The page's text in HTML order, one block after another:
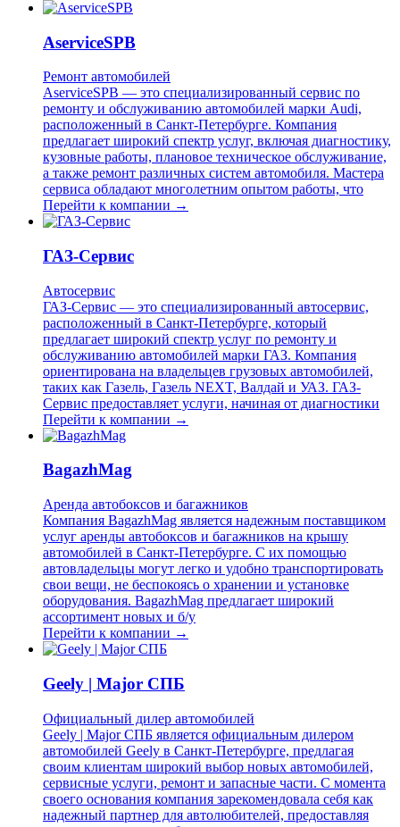
AserviceSPB
Ремонт автомобилей
AserviceSPB — это специализированный сервис по
ремонту и обслуживанию автомобилей марки Audi,
расположенный в Санкт-Петербурге. Компания
предлагает широкий спектр услуг, включая диагностику,
кузовные работы, плановое техническое обслуживание,
а также ремонт различных систем автомобиля. Мастера
сервиса обладают многолетним опытом работы, что
Перейти к компании →
ГАЗ-Сервис
Автосервис
ГАЗ-Сервис — это специализированный автосервис,
расположенный в Санкт-Петербурге, который
предлагает широкий спектр услуг по ремонту и
обслуживанию автомобилей марки ГАЗ. Компания
ориентирована на владельцев грузовых автомобилей,
таких как Газель, Газель NEXT, Валдай и УАЗ. ГАЗ-
Сервис предоставляет услуги, начиная от диагностики
Перейти к компании →
BagazhMag
Аренда автобоксов и багажников
Компания BagazhMag является надежным поставщиком
услуг аренды автобоксов и багажников на крышу
автомобилей в Санкт-Петербурге. С их помощью
автовладельцы могут легко и удобно транспортировать
свои вещи, не беспокоясь о хранении и установке
оборудования. BagazhMag предлагает широкий
ассортимент новых и б/у
Перейти к компании →
Geely | Major СПБ
Официальный дилер автомобилей
Geely | Major СПБ является официальным дилером
автомобилей Geely в Санкт-Петербурге, предлагая
своим клиентам широкий выбор новых автомобилей,
сервисные услуги, ремонт и запасные части. С момента
своего основания компания зарекомендовала себя как
надежный партнер для автолюбителей, предоставляя